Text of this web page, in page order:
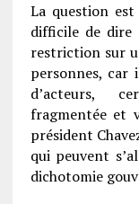
La question est
difficile de dire
restriction sur
personnes,
d’acteurs,
fragmentée et
président
qui peuvent
dichotomie